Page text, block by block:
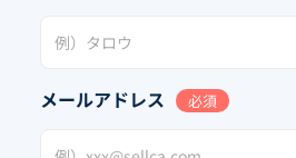
メールアドレス 必須